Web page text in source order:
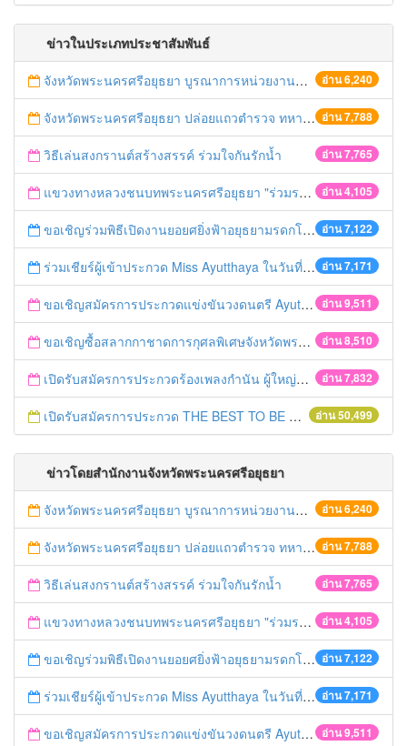
ข่าวในประเภทประชาสัมพันธ์
อ่าน 6,240
จังหวัดพระนครศรีอยุธยา บูรณาการหน่วยงานที่เกี่ยวข้อง ลงพื้นที่จัดระเบียบและดำเนินมาตรการตามบทลงโทษสูงสุดกับผู้ประกอบการร้านค้าที่ยังฝ่าฝืนตั้งร้านค้ารุกล้ำเขตพื้นที่ทางหลวง เตรียมความปลอดภัยก่อนเทศกาลสงกรานต์
อ่าน 7,788
จังหวัดพระนครศรีอยุธยา ปล่อยแถวตำรวจ ทหาร ฝ่ายปกครอง กว่า 100 นาย ตรวจเข้มท่ารถสาธารณะ สถานีขนส่งรถโดยสาร วินรถตู้ และสถานีรถไฟ เตรียมรับมือเทศกาลสงกรานต์
อ่าน 7,765
วิธีเล่นสงกรานต์สร้างสรรค์ ร่วมใจกันรักน้ำ
อ่าน 4,105
แขวงทางหลวงชนบทพระนครศรีอยุธยา "ร่วมรณรงค์ ขับช้า เปิดไฟหน้า คาดเข็มขัด" เทศกาลสงกรานต์ ปี 2561
อ่าน 7,122
ขอเชิญร่วมพิธีเปิดงานยอยศยิ่งฟ้าอยุธยามรดกโลก
อ่าน 7,171
ร่วมเชียร์ผู้เข้าประกวด Miss Ayutthaya ในวันที่ 15 ธันวาคม 2560
อ่าน 9,511
ขอเชิญสมัครการประกวดแข่งขันวงดนตรี Ayutthaya battle of the bands
อ่าน 8,510
ขอเชิญซื้อสลากกาชาดการกุศลพิเศษจังหวัดพระนครศรีอยุธยา 2560
อ่าน 7,832
เปิดรับสมัครการประกวดร้องเพลงกำนัน ผู้ใหญ่บ้าน ฯลฯ
อ่าน 50,499
เปิดรับสมัครการประกวด THE BEST TO BE NUMBER ONE
ข่าวโดยสำนักงานจังหวัดพระนครศรีอยุธยา
อ่าน 6,240
จังหวัดพระนครศรีอยุธยา บูรณาการหน่วยงานที่เกี่ยวข้อง ลงพื้นที่จัดระเบียบและดำเนินมาตรการตามบทลงโทษสูงสุดกับผู้ประกอบการร้านค้าที่ยังฝ่าฝืนตั้งร้านค้ารุกล้ำเขตพื้นที่ทางหลวง เตรียมความปลอดภัยก่อนเทศกาลสงกรานต์
อ่าน 7,788
จังหวัดพระนครศรีอยุธยา ปล่อยแถวตำรวจ ทหาร ฝ่ายปกครอง กว่า 100 นาย ตรวจเข้มท่ารถสาธารณะ สถานีขนส่งรถโดยสาร วินรถตู้ และสถานีรถไฟ เตรียมรับมือเทศกาลสงกรานต์
อ่าน 7,765
วิธีเล่นสงกรานต์สร้างสรรค์ ร่วมใจกันรักน้ำ
อ่าน 4,105
แขวงทางหลวงชนบทพระนครศรีอยุธยา "ร่วมรณรงค์ ขับช้า เปิดไฟหน้า คาดเข็มขัด" เทศกาลสงกรานต์ ปี 2561
อ่าน 7,122
ขอเชิญร่วมพิธีเปิดงานยอยศยิ่งฟ้าอยุธยามรดกโลก
อ่าน 7,171
ร่วมเชียร์ผู้เข้าประกวด Miss Ayutthaya ในวันที่ 15 ธันวาคม 2560
อ่าน 9,511
ขอเชิญสมัครการประกวดแข่งขันวงดนตรี Ayutthaya battle of the bands